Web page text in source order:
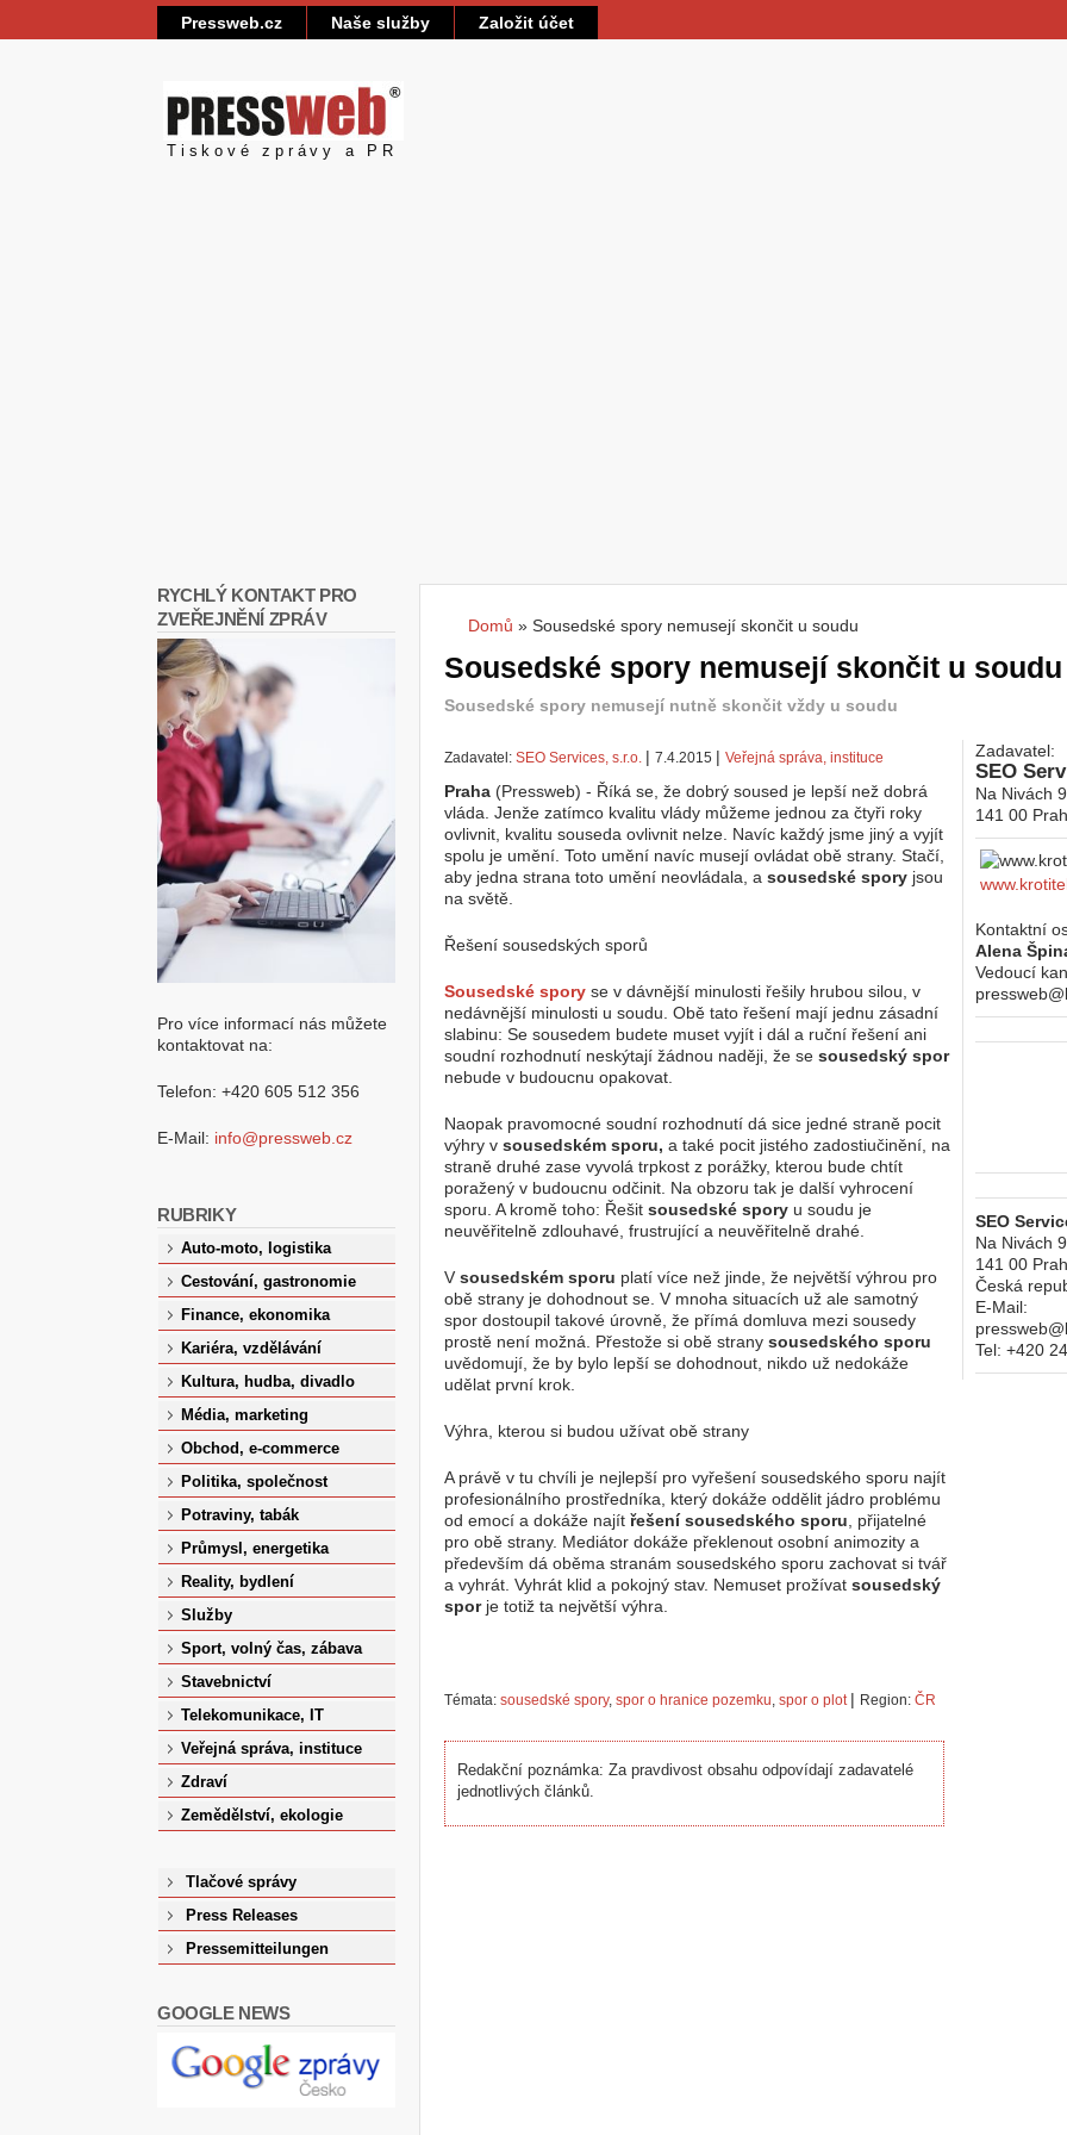
Pressweb.cz Naše služby Založit účet
Pressweb
Tiskové zprávy a PR
Jste zde
Domů » Sousedské spory nemusejí skončit u soudu
Sousedské spory nemusejí skončit u soudu
Sousedské spory nemusejí nutně skončit vždy u soudu
Zadavatel: SEO Services, s.r.o. | 7.4.2015 | Veřejná správa, instituce
Praha (Pressweb) - Říká se, že dobrý soused je lepší než dobrá
vláda. Jenže zatímco kvalitu vlády můžeme jednou za čtyři roky
ovlivnit, kvalitu souseda ovlivnit nelze. Navíc každý jsme jiný a vyjít
spolu je umění. Toto umění navíc musejí ovládat obě strany. Stačí,
aby jedna strana toto umění neovládala, a sousedské spory jsou
na světě.
Řešení sousedských sporů
Sousedské spory se v dávnější minulosti řešily hrubou silou, v
nedávnější minulosti u soudu. Obě tato řešení mají jednu zásadní
slabinu: Se sousedem budete muset vyjít i dál a ruční řešení ani
soudní rozhodnutí neskýtají žádnou naději, že se sousedský spor
nebude v budoucnu opakovat.
Naopak pravomocné soudní rozhodnutí dá sice jedné straně pocit
výhry v sousedském sporu, a také pocit jistého zadostiučinění, na
straně druhé zase vyvolá trpkost z porážky, kterou bude chtít
poražený v budoucnu odčinit. Na obzoru tak je další vyhrocení
sporu. A kromě toho: Řešit sousedské spory u soudu je
neuvěřitelně zdlouhavé, frustrující a neuvěřitelně drahé.
V sousedském sporu platí více než jinde, že největší výhrou pro
obě strany je dohodnout se. V mnoha situacích už ale samotný
spor dostoupil takové úrovně, že přímá domluva mezi sousedy
prostě není možná. Přestože si obě strany sousedského sporu
uvědomují, že by bylo lepší se dohodnout, nikdo už nedokáže
udělat první krok.
Výhra, kterou si budou užívat obě strany
A právě v tu chvíli je nejlepší pro vyřešení sousedského sporu najít
profesionálního prostředníka, který dokáže oddělit jádro problému
od emocí a dokáže najít řešení sousedského sporu , přijatelné
pro obě strany. Mediátor dokáže překlenout osobní animozity a
především dá oběma stranám sousedského sporu zachovat si tvář
a vyhrát. Vyhrát klid a pokojný stav. Nemuset prožívat sousedský
spor je totiž ta největší výhra.
Témata: sousedské spory, spor o hranice pozemku, spor o plot | Region: ČR
Redakční poznámka: Za pravdivost obsahu odpovídají zadavatelé
jednotlivých článků.
Zadavatel:
SEO
Na Nivách
141 00
Kontaktní
Alena
Vedoucí
SEO
Na Nivách
141 00
Česká
E-Mail:
Tel:+420
RYCHLÝ KONTAKT PRO
ZVEŘEJNĚNÍ ZPRÁV
Pro více informací nás můžete
kontaktovat na:
Telefon: +420 605 512 356
E-Mail: info@pressweb.cz
RUBRIKY
Auto-moto, logistika
Cestování, gastronomie
Finance, ekonomika
Kariéra, vzdělávání
Kultura, hudba, divadlo
Média, marketing
Obchod, e-commerce
Politika, společnost
Potraviny, tabák
Průmysl, energetika
Reality, bydlení
Služby
Sport, volný čas, zábava
Stavebnictví
Telekomunikace, IT
Veřejná správa, instituce
Zdraví
Zemědělství, ekologie
Tlačové správy
Press Releases
Pressemitteilungen
GOOGLE NEWS